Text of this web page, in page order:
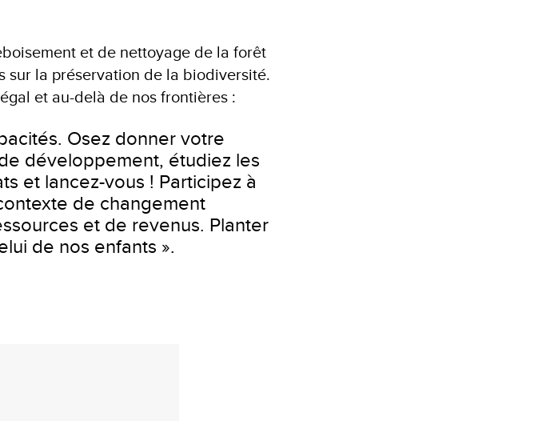
et de nettoyage de la forêt
sur la préservation de la biodiversité.
et au-delà de nos frontières :
Osez donner votre
développement, étudiez les
et lancez-vous ! Participez à
de changement
et de revenus. Planter
de nos enfants ».